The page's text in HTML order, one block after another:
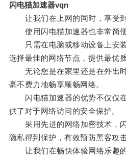
闪电猫加速器vqn
让我们在上网的同时，享受到
使用闪电猫加速器也非常简便
只需在电脑或移动设备上安装
选择最佳的网络节点，提供最优
无论您是在家里还是在外出时
毫不费力地畅享顺畅网络。
闪电猫加速器的优势不仅仅在
供了对于网络访问的安全保护。
采用先进的网络加密技术，闪
隐私得到保护，有效预防黑客攻
让我们在畅快体验网络乐趣的